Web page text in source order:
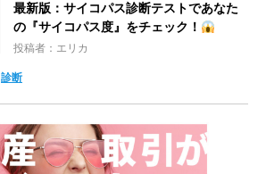
最新版：サイコパス診断テストであなた
の『サイコパス度』をチェック！
投稿者：エリカ
診断